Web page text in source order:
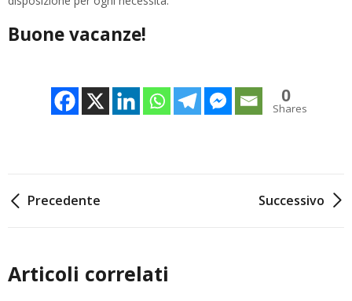
Buone vacanze!
0
Shares
Navigazione
Precedente Successivo
Articoli correlati